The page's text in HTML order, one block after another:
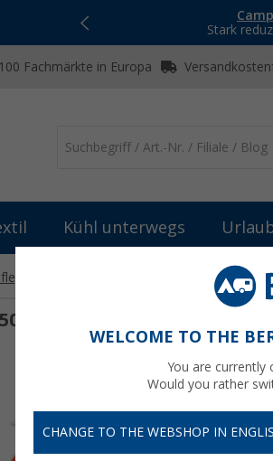
Stark
Fachmärkte in Europa
Kühl unterwegs
Liqui
ml
WELCOME TO THE
You are currently
Would you rather
CHANGE TO THE WEBSHOP IN